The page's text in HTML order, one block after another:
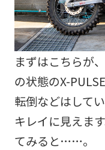
まずはこちらが
の状態のX-
転倒などはして
キレイに見えま
てみると……。